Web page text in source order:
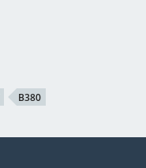
B380